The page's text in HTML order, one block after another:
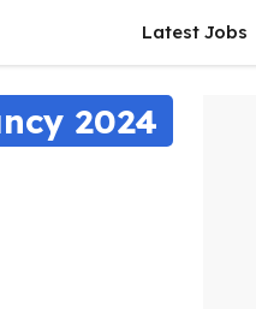
Latest Jobs
2024